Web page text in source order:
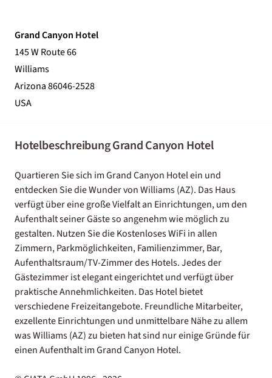
Grand Canyon Hotel
145 W Route 66
Williams
Arizona 86046-2528
USA
Hotelbeschreibung Grand Canyon Hotel
Quartieren Sie sich im Grand Canyon Hotel ein und
entdecken Sie die Wunder von Williams (AZ). Das Haus
verfügt über eine große Vielfalt an Einrichtungen, um den
Aufenthalt seiner Gäste so angenehm wie möglich zu
gestalten. Nutzen Sie die Kostenloses WiFi in allen
Zimmern, Parkmöglichkeiten, Familienzimmer, Bar,
Aufenthaltsraum/TV-Zimmer des Hotels. Jedes der
Gästezimmer ist elegant eingerichtet und verfügt über
praktische Annehmlichkeiten. Das Hotel bietet
verschiedene Freizeitangebote. Freundliche Mitarbeiter,
exzellente Einrichtungen und unmittelbare Nähe zu allem
was Williams (AZ) zu bieten hat sind nur einige Gründe für
einen Aufenthalt im Grand Canyon Hotel.